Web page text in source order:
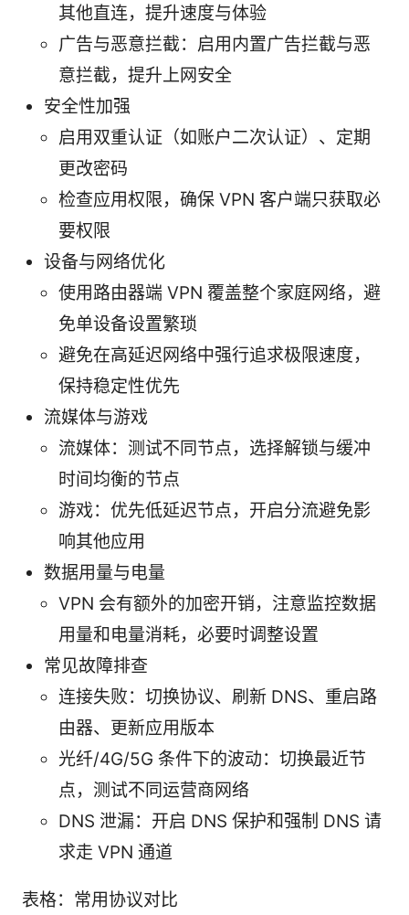
其他直连，提升速度与体验
广告与恶意拦截：启用内置广告拦截与恶
意拦截，提升上网安全
安全性加强
启用双重认证（如账户二次认证）、定期
更改密码
检查应用权限，确保 VPN 客户端只获取必
要权限
设备与网络优化
使用路由器端 VPN 覆盖整个家庭网络，避
免单设备设置繁琐
避免在高延迟网络中强行追求极限速度，
保持稳定性优先
流媒体与游戏
流媒体：测试不同节点，选择解锁与缓冲
时间均衡的节点
游戏：优先低延迟节点，开启分流避免影
响其他应用
数据用量与电量
VPN 会有额外的加密开销，注意监控数据
用量和电量消耗，必要时调整设置
常见故障排查
连接失败：切换协议、刷新 DNS、重启路
由器、更新应用版本
光纤/4G/5G 条件下的波动：切换最近节
点，测试不同运营商网络
DNS 泄漏：开启 DNS 保护和强制 DNS 请
求走 VPN 通道
表格：常用协议对比